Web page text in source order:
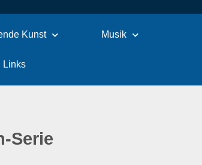
Kunst Musik
Links
Serie